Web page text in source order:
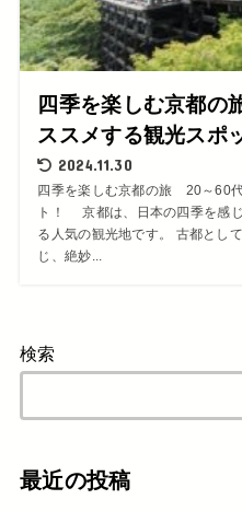
四季を楽しむ京都
ススメする観光スポ
2024.11.30
四季を楽しむ京都の旅 20～60
ト！ 京都は、日本の四季を感
る人気の観光地です。 古都とし
じ、絶妙...
検索
最近の投稿